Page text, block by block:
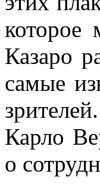
Казаро
самые
Карло
о